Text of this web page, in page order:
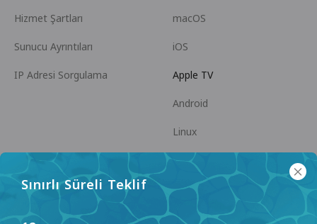
Sınırlı Süreli Teklif
Hizmet Şartları
Sunucu Ayrıntıları
IP Adresi Sorgulama
macOS
iOS
Apple TV
Android
Linux
Android TV
Yardım Merkezi İşbirliği